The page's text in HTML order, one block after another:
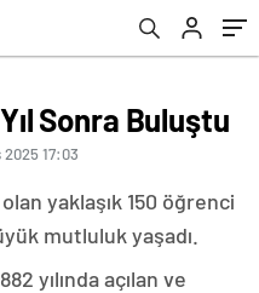
Sonra Buluştu
2025 17:03
yaklaşık 150 öğrenci
mutluluk yaşadı.
yılında açılan ve